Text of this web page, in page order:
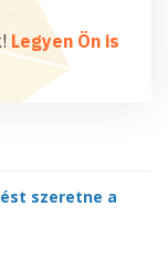
Legyen Ön is
szeretne a